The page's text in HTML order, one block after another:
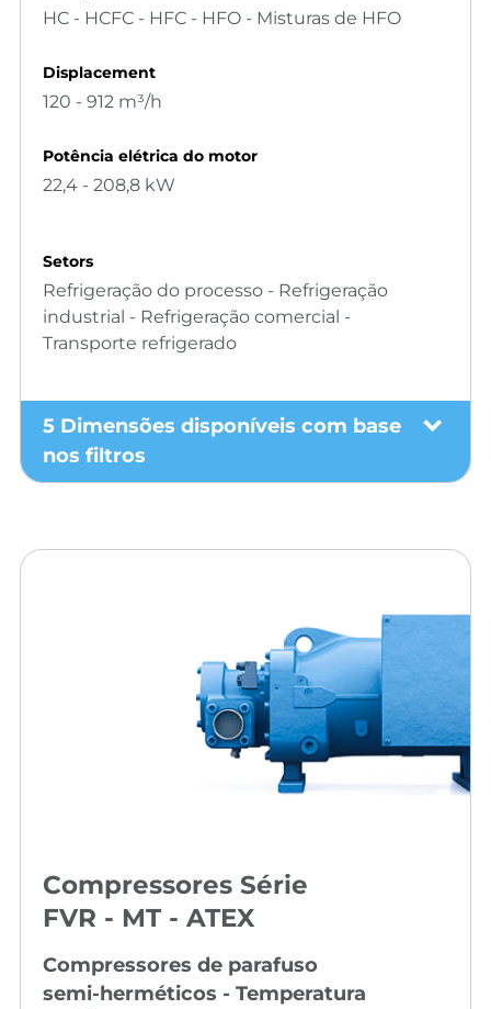
HC - HCFC - HFC - HFO - Misturas de HFO
Displacement
120 - 912 m³/h
Potência elétrica do motor
22,4 - 208,8 kW
Setors
Refrigeração do processo - Refrigeração
industrial - Refrigeração comercial -
Transporte refrigerado
5 Dimensões disponíveis com base
nos filtros
Compressores Série
FVR - MT - ATEX
Compressores de parafuso
semi-herméticos - Temperatura